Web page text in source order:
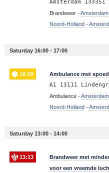
Amsterdam 133351
Brandweer -
Noord-Holland -
Saturday 16:00 - 17:00
16:59 Ambulance met
A1 13111
Ambulance -
Noord-Holland -
Saturday 13:00 - 14:00
13:13
Brandweer met
voor een vreemde